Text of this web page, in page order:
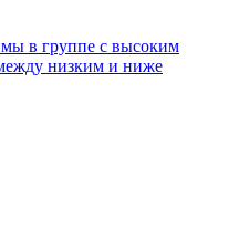
в группе с высоким
низким и ниже